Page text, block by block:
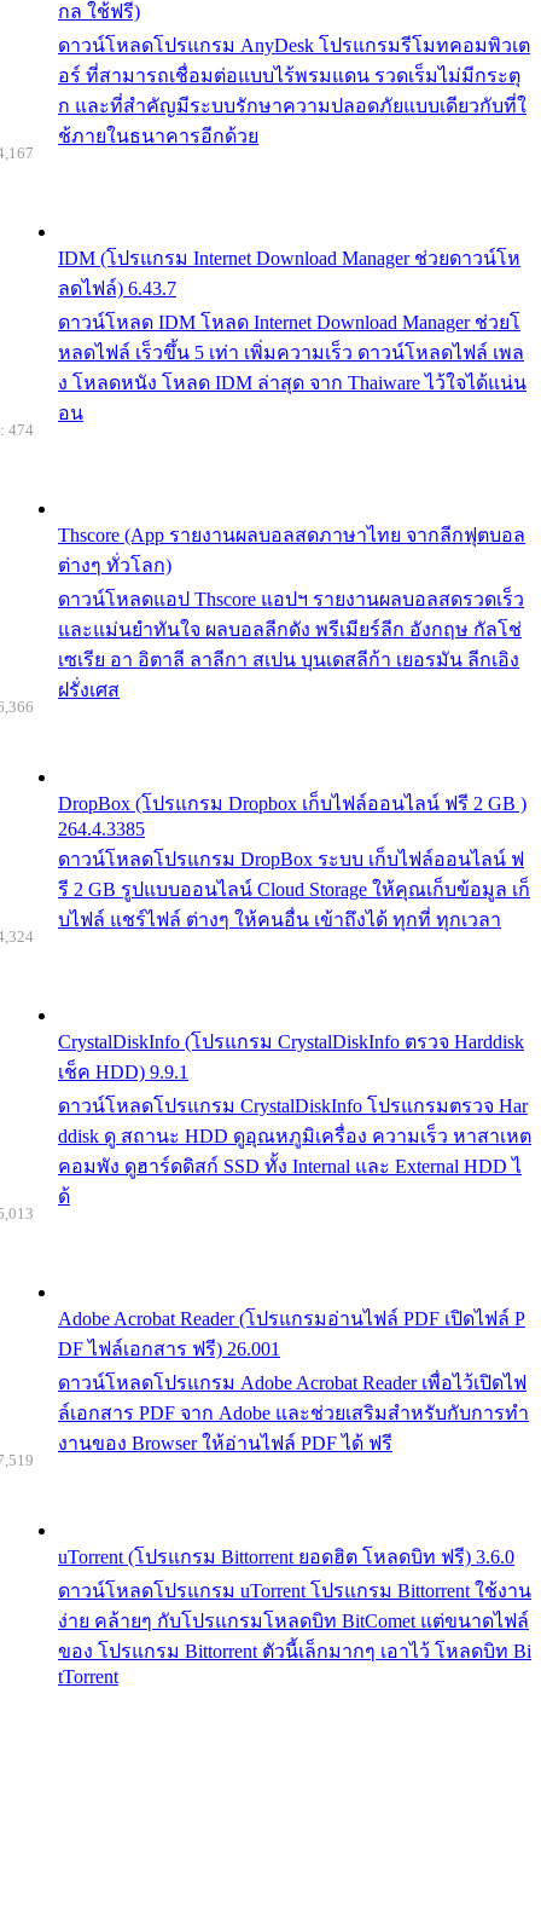
กล ใช้ฟรี)
ดาวน์โหลดโปรแกรม AnyDesk โปรแกรมรีโมทคอมพิวเต
อร์ ที่สามารถเชื่อมต่อแบบไร้พรมแดน รวดเร็มไม่มีกระตุ
ก และที่สำคัญมีระบบรักษาความปลอดภัยแบบเดียวกับที่ใ
ช้ภายในธนาคารอีกด้วย
IDM (โปรแกรม Internet Download Manager ช่วยดาวน์โห
ลดไฟล์) 6.43.7
ดาวน์โหลด IDM โหลด Internet Download Manager ช่วยโ
หลดไฟล์ เร็วขึ้น 5 เท่า เพิ่มความเร็ว ดาวน์โหลดไฟล์ เพล
ง โหลดหนัง โหลด IDM ล่าสุด จาก Thaiware ไว้ใจได้แน่น
อน
Thscore (App รายงานผลบอลสดภาษาไทย จากลีกฟุตบอล
ต่างๆ ทั่วโลก)
ดาวน์โหลดแอป Thscore แอปฯ รายงานผลบอลสดรวดเร็ว
และแม่นยำทันใจ ผลบอลลีกดัง พรีเมียร์ลีก อังกฤษ กัลโช่
เซเรีย อา อิตาลี ลาลีกา สเปน บุนเดสลีก้า เยอรมัน ลีกเอิง
ฝรั่งเศส
474
DropBox (โปรแกรม Dropbox เก็บไฟล์ออนไลน์ ฟรี 2 GB )
264.4.3385
ดาวน์โหลดโปรแกรม DropBox ระบบ เก็บไฟล์ออนไลน์ ฟ
รี 2 GB รูปแบบออนไลน์ Cloud Storage ให้คุณเก็บข้อมูล เก็
บไฟล์ แชร์ไฟล์ ต่างๆ ให้คนอื่น เข้าถึงได้ ทุกที่ ทุกเวลา
CrystalDiskInfo (โปรแกรม CrystalDiskInfo ตรวจ Harddisk
เช็ค HDD) 9.9.1
ดาวน์โหลดโปรแกรม CrystalDiskInfo โปรแกรมตรวจ Har
ddisk ดู สถานะ HDD ดูอุณหภูมิเครื่อง ความเร็ว หาสาเหต
คอมพัง ดูฮาร์ดดิสก์ SSD ทั้ง Internal และ External HDD ไ
ด้
Adobe Acrobat Reader (โปรแกรมอ่านไฟล์ PDF เปิดไฟล์ P
DF ไฟล์เอกสาร ฟรี) 26.001
ดาวน์โหลดโปรแกรม Adobe Acrobat Reader เพื่อไว้เปิดไฟ
ล์เอกสาร PDF จาก Adobe และช่วยเสริมสำหรับกับการทำ
งานของ Browser ให้อ่านไฟล์ PDF ได้ ฟรี
uTorrent (โปรแกรม Bittorrent ยอดฮิต โหลดบิท ฟรี) 3.6.0
ดาวน์โหลดโปรแกรม uTorrent โปรแกรม Bittorrent ใช้งาน
ง่าย คล้ายๆ กับโปรแกรมโหลดบิท BitComet แต่ขนาดไฟล์
ของ โปรแกรม Bittorrent ตัวนี้เล็กมากๆ เอาไว้ โหลดบิท Bi
tTorrent